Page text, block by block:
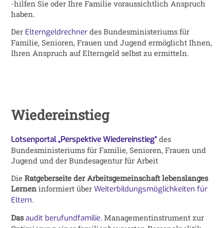
-hilfen Sie oder Ihre Familie voraussichtlich Anspruch
haben.
Der Elterngeldrechnerdes Bundesministeriums für
Familie, Senioren, Frauen und Jugend ermöglicht Ihnen,
Ihren Anspruch auf Elterngeld selbst zu ermitteln.
Wiedereinstieg
Lotsenportal „Perspektive Wiedereinstieg“des
Bundesministeriums für Familie, Senioren, Frauen und
Jugend und der Bundesagentur für Arbeit
Die Ratgeberseite der Arbeitsgemeinschaft lebenslanges
Lerneninformiert über Weiterbildungsmöglichkeiten für
Eltern.
Dasaudit berufundfamilie. Managementinstrument zur